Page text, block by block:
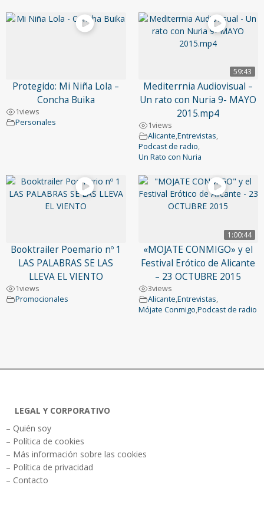
Protegido: Mi Niña Lola –
Concha Buika
1views
Personales
59:43
Mediterrnia Audiovisual –
Un rato con Nuria 9- MAYO
2015.mp4
1views
Alicante,Entrevistas,
Podcast de radio,
Un Rato con Nuria
Booktrailer Poemario nº 1
LAS PALABRAS SE LAS
LLEVA EL VIENTO
1views
Promocionales
1:00:44
«MOJATE CONMIGO» y el
Festival Erótico de Alicante
– 23 OCTUBRE 2015
3views
Alicante,Entrevistas,
Mójate Conmigo,Podcast de radio
LEGAL Y CORPORATIVO
– Quién soy
– Política de cookies
– Más información sobre las cookies
– Política de privacidad
– Contacto